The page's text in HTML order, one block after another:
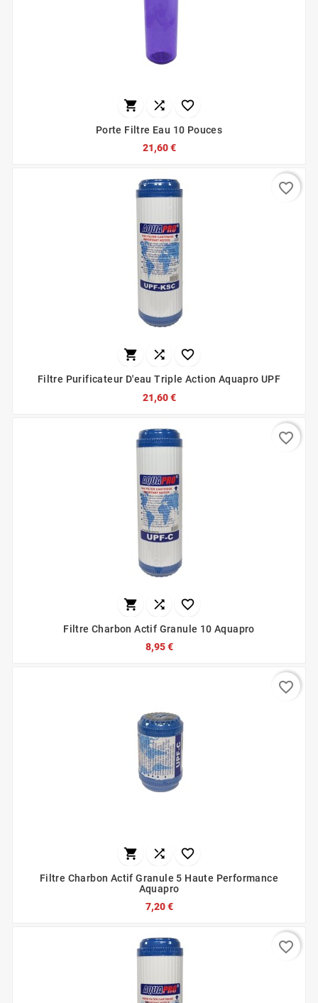
  
Porte Filtre Eau 10 Pouces
21,60 €
  
Filtre Purificateur D'eau Triple Action Aquapro UPF
21,60 €
favorite_border
  
Filtre Charbon Actif Granule 10 Aquapro
8,95 €
favorite_border
  
Filtre Charbon Actif Granule 5 Haute Performance
Aquapro
7,20 €
favorite_border
favorite_border